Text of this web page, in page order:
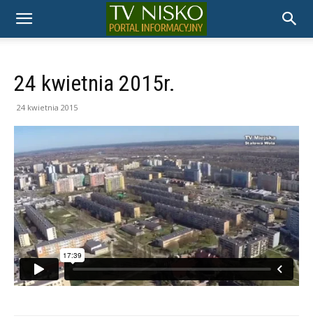
TELEWIZJA
NISKO
24 kwietnia 2015r.
24 kwietnia 2015